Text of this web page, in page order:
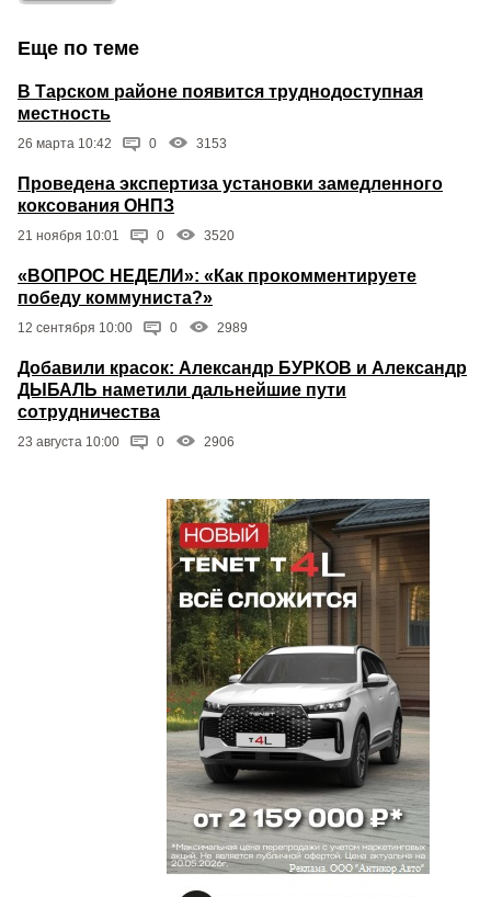
Еще по теме
В Тарском районе появится труднодоступная
местность
26 марта 10:42 0 3153
Проведена экспертиза установки замедленного
коксования ОНПЗ
21 ноября 10:01 0 3520
«ВОПРОС НЕДЕЛИ»: «Как прокомментируете
победу коммуниста?»
12 сентября 10:00 0 2989
Добавили красок: Александр БУРКОВ и Александр
ДЫБАЛЬ наметили дальнейшие пути
сотрудничества
23 августа 10:00 0 2906